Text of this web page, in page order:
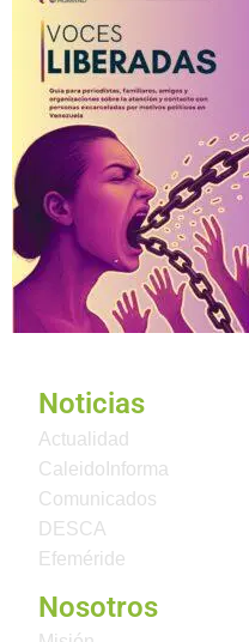
Noticias
Actualidad
CaleidoInforma
Comunicados
DESCA
Efeméride
Nosotros